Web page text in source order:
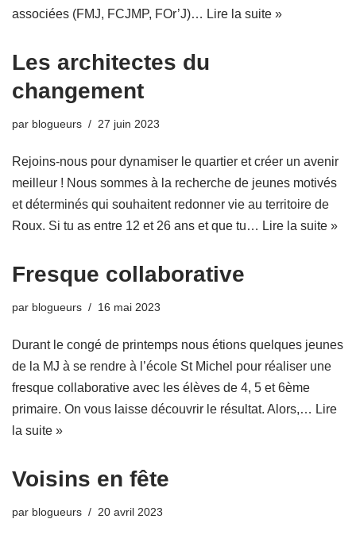
associées (FMJ, FCJMP, FOr’J)… Lire la suite »
Les architectes du
changement
par blogueurs 27 juin 2023
Rejoins-nous pour dynamiser le quartier et créer un avenir
meilleur ! Nous sommes à la recherche de jeunes motivés
et déterminés qui souhaitent redonner vie au territoire de
Roux. Si tu as entre 12 et 26 ans et que tu… Lire la suite »
Fresque collaborative
par blogueurs 16 mai 2023
Durant le congé de printemps nous étions quelques jeunes
de la MJ à se rendre à l’école St Michel pour réaliser une
fresque collaborative avec les élèves de 4, 5 et 6ème
primaire. On vous laisse découvrir le résultat. Alors,… Lire
la suite »
Voisins en fête
par blogueurs 20 avril 2023